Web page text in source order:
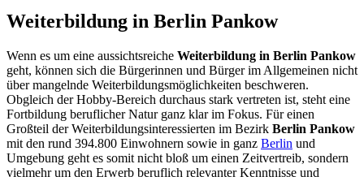
Weiterbildung in Berlin Pankow
Wenn es um eine aussichtsreiche Weiterbildung in Berlin Pankow
geht, können sich die Bürgerinnen und Bürger im Allgemeinen nicht
über mangelnde Weiterbildungsmöglichkeiten beschweren.
Obgleich der Hobby-Bereich durchaus stark vertreten ist, steht eine
Fortbildung beruflicher Natur ganz klar im Fokus. Für einen
Großteil der Weiterbildungsinteressierten im Bezirk Berlin Pankow
mit den rund 394.800 Einwohnern sowie in ganz Berlin und
Umgebung geht es somit nicht bloß um einen Zeitvertreib, sondern
vielmehr um den Erwerb beruflich relevanter Kenntnisse und